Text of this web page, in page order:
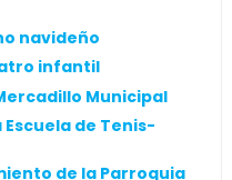
navideño
infantil
Municipal
de Tenis-
de la Parroquia